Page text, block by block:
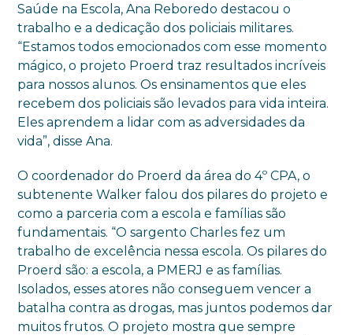
Saúde na Escola, Ana Reboredo destacou o
trabalho e a dedicação dos policiais militares.
“Estamos todos emocionados com esse momento
mágico, o projeto Proerd traz resultados incríveis
para nossos alunos. Os ensinamentos que eles
recebem dos policiais são levados para vida inteira.
Eles aprendem a lidar com as adversidades da
vida”, disse Ana.
O coordenador do Proerd da área do 4º CPA, o
subtenente Walker falou dos pilares do projeto e
como a parceria com a escola e famílias são
fundamentais. “O sargento Charles fez um
trabalho de excelência nessa escola. Os pilares do
Proerd são: a escola, a PMERJ e as famílias.
Isolados, esses atores não conseguem vencer a
batalha contra as drogas, mas juntos podemos dar
muitos frutos. O projeto mostra que sempre